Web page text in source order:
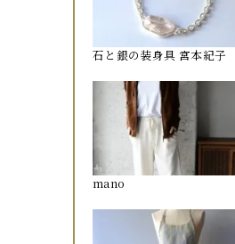
石と銀の装身具 宮本紀子
mano